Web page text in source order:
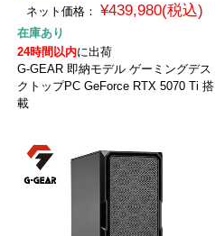
ネット価格： ¥439,980(税込)
在庫あり
24時間以内に出荷
G-GEAR 即納モデル ゲーミングデス
クトップPC GeForce RTX 5070 Ti 搭
載